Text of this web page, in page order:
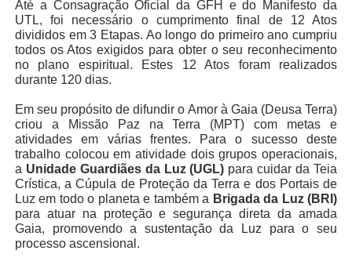
Até a Consagração Oficial da GFH e do Manifesto da
UTL, foi necessário o cumprimento final de 12 Atos
divididos em 3 Etapas. Ao longo do primeiro ano cumpriu
todos os Atos exigidos para obter o seu reconhecimento
no plano espiritual. Estes 12 Atos foram realizados
durante 120 dias.
Em seu propósito de difundir o Amor à Gaia (Deusa Terra)
criou a Missão Paz na Terra (MPT) com metas e
atividades em várias frentes. Para o sucesso deste
trabalho colocou em atividade dois grupos operacionais,
a Unidade Guardiães da Luz (UGL) para cuidar da Teia
Crística, a Cúpula de Proteção da Terra e dos Portais de
Luz em todo o planeta e também a Brigada da Luz (BRI)
para atuar na proteção e segurança direta da amada
Gaia, promovendo a sustentação da Luz para o seu
processo ascensional.